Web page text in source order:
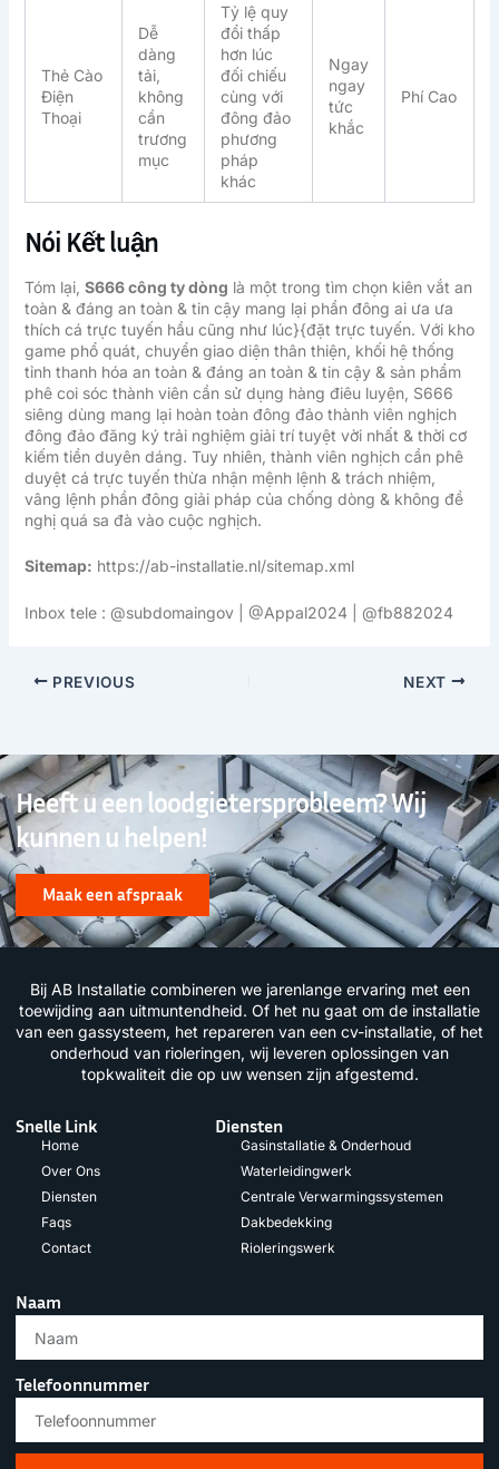
Thẻ Cào
Điện
Thoại
Dễ
dàng
tải,
không
cần
trương
mục
Tỷ lệ quy
đổi thấp
hơn lúc
đối chiếu
cùng với
đông đảo
phương
pháp
khác
Ngay
ngay
tức
khắc
Phí Cao
Nói Kết luận
Tóm lại, S666 công ty dòng là một trong tìm chọn kiên vắt an
toàn & đáng an toàn & tin cậy mang lại phần đông ai ưa ưa
thích cá trực tuyến hầu cũng như lúc}{đặt trực tuyến. Với kho
game phổ quát, chuyển giao diện thân thiện, khối hệ thống
tỉnh thanh hóa an toàn & đáng an toàn & tin cậy & sản phẩm
phê coi sóc thành viên cần sử dụng hàng điêu luyện, S666
siêng dùng mang lại hoàn toàn đông đảo thành viên nghịch
đông đảo đăng ký trải nghiệm giải trí tuyệt vời nhất & thời cơ
kiếm tiền duyên dáng. Tuy nhiên, thành viên nghịch cần phê
duyệt cá trực tuyến thừa nhận mệnh lệnh & trách nhiệm,
vâng lệnh phần đông giải pháp của chống dòng & không đề
nghị quá sa đà vào cuộc nghịch.
Sitemap: https://ab-installatie.nl/sitemap.xml
Inbox tele : @subdomaingov | @Appal2024 | @fb882024
PREVIOUS NEXT
Heeft u een loodgietersprobleem? Wij
kunnen u helpen!
Maak een afspraak
Bij AB Installatie combineren we jarenlange ervaring met een
toewijding aan uitmuntendheid. Of het nu gaat om de installatie
van een gassysteem, het repareren van een cv-installatie, of het
onderhoud van rioleringen, wij leveren oplossingen van
topkwaliteit die op uw wensen zijn afgestemd.
Snelle Link
Home
Over Ons
Diensten
Faqs
Contact
Diensten
Gasinstallatie & Onderhoud
Waterleidingwerk
Centrale Verwarmingssystemen
Dakbedekking
Rioleringswerk
Naam
Telefoonnummer